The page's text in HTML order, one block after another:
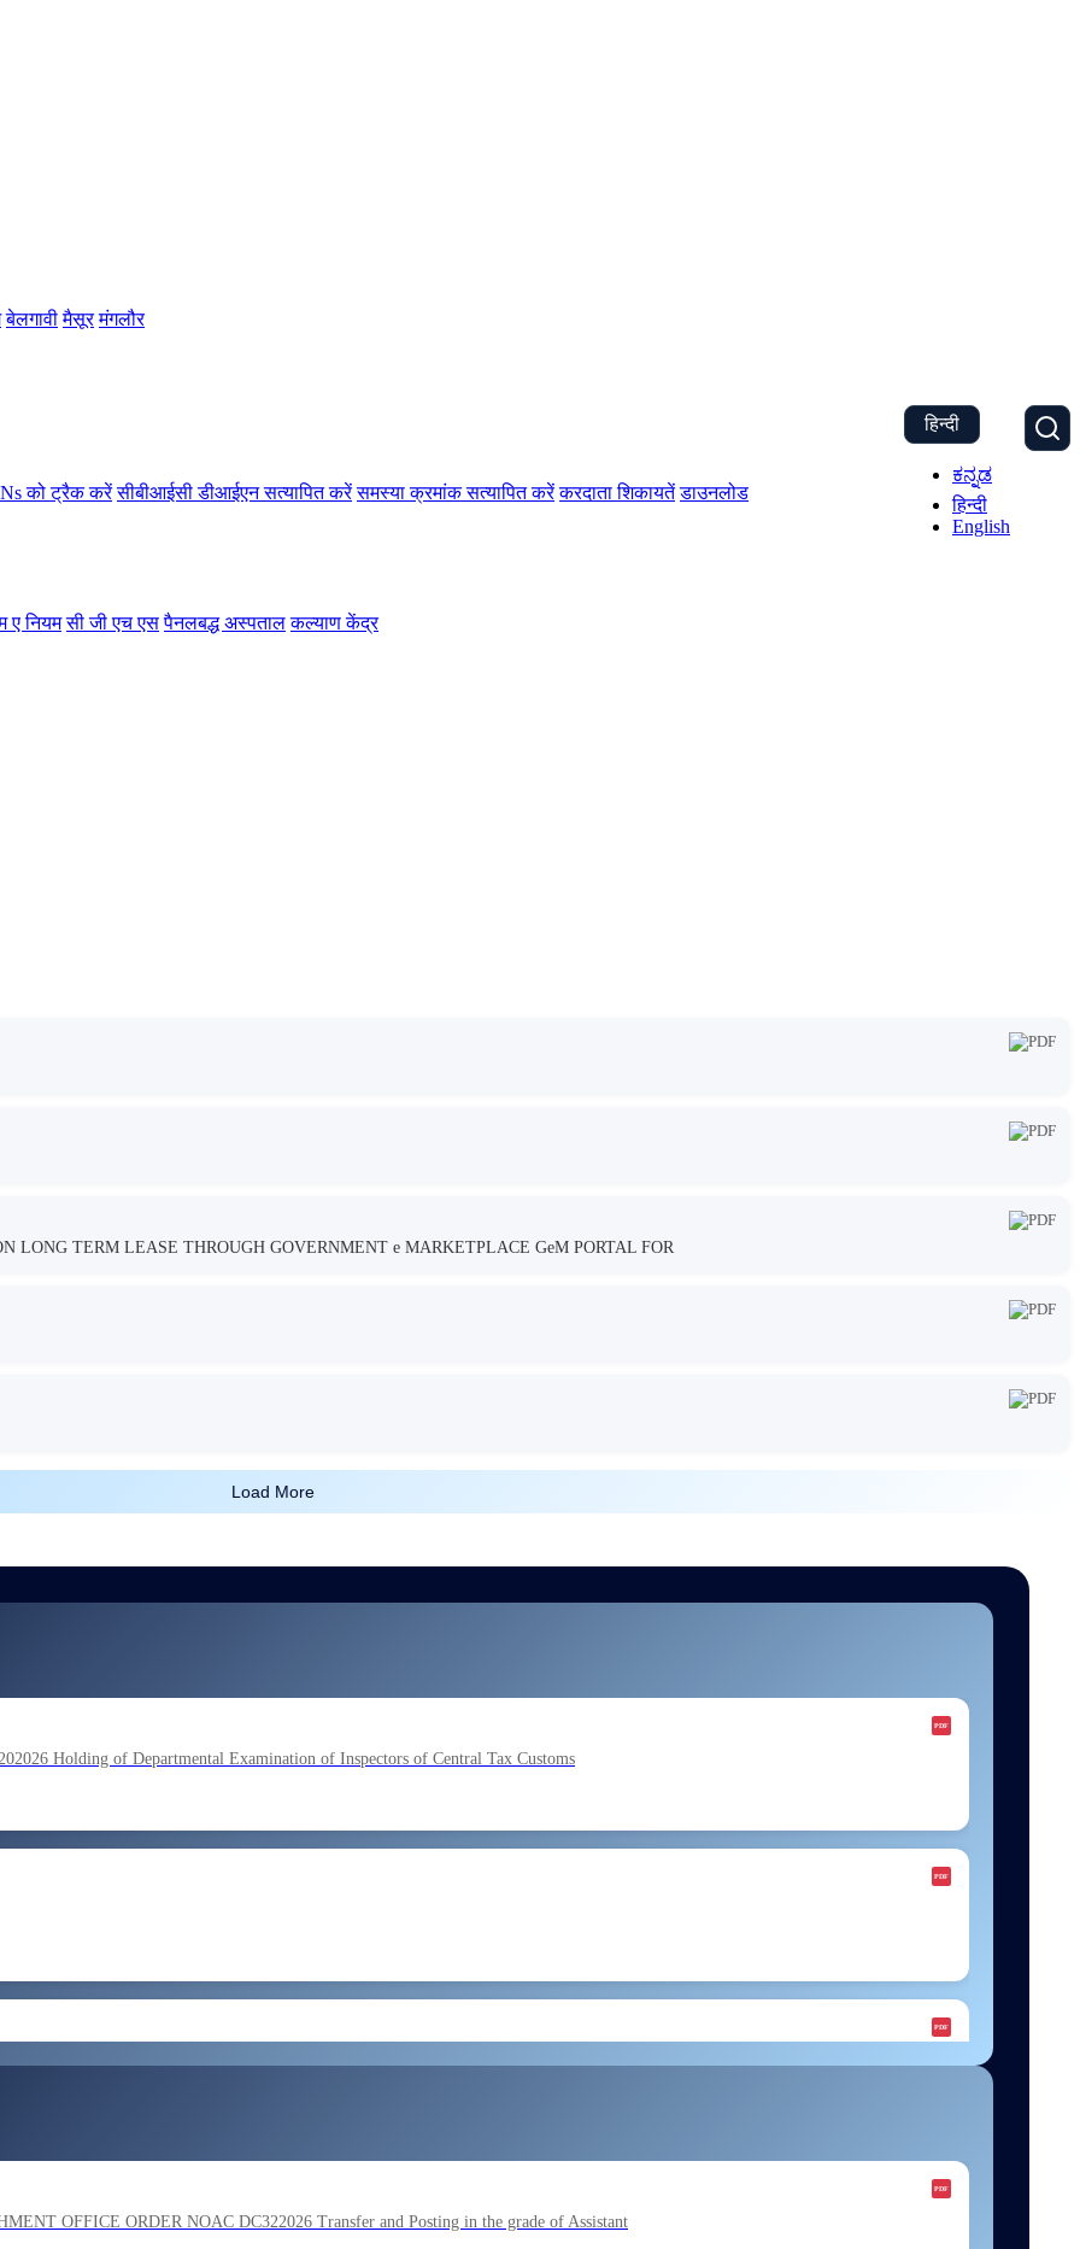
बेलगावी मैसूर मंगलौर
को ट्रैक करें सीबीआईसी डीआईएन सत्यापित करें समस्या क्रमांक सत्यापित करें करदाता शिकायतें डाउनलोड
ए नियम सी जी एच एस पैनलबद्ध अस्पताल कल्याण केंद्र
हिन्दी
ಕನ್ನಡ
हिन्दी
English
LONG TERM LEASE THROUGH GOVERNMENT e MARKETPLACE GeM PORTAL FOR
Load More
Holding of Departmental Examination of Inspectors of Central Tax Customs
on the basis of result of Combined Graduate Level Examination
OFFICE ORDER NOAC DC322026 Transfer and Posting in the grade of Assistant